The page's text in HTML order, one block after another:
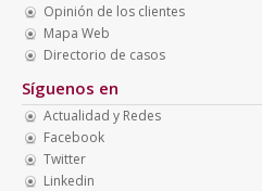
Opinión de los clientes
Mapa Web
Directorio de casos
Síguenos en
Actualidad y Redes
Facebook
Twitter
Linkedin